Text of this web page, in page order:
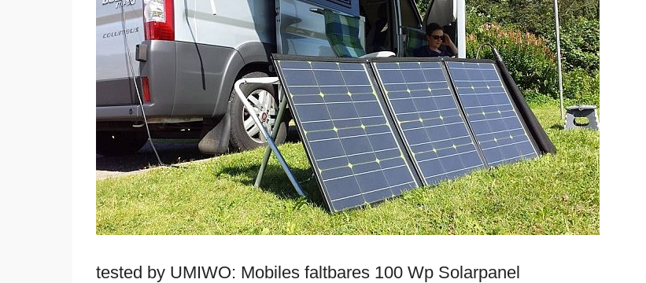
tested by UMIWO: Mobiles faltbares 100 Wp Solarpanel